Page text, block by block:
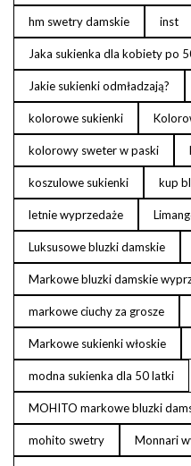
hm swetry damskie inst
Jaka sukienka dla kobiety po
Jakie sukienki odmładzają?
kolorowe sukienki
kolorowy sweter w paski
koszulowe sukienki kup
letnie wyprzedaże
Luksusowe bluzki damskie
Markowe bluzki damskie
markowe ciuchy za grosze
Markowe sukienki włoskie
modna sukienka dla 50 latki
MOHITO markowe bluzki
mohito swetry Monnari